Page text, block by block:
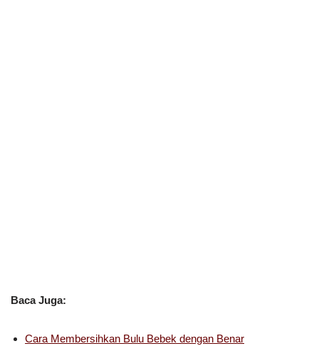
Baca Juga:
Cara Membersihkan Bulu Bebek dengan Benar